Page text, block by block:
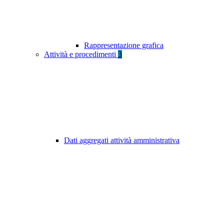
Rappresentazione grafica
Attività e procedimenti 3
Dati aggregati attività amministrativa